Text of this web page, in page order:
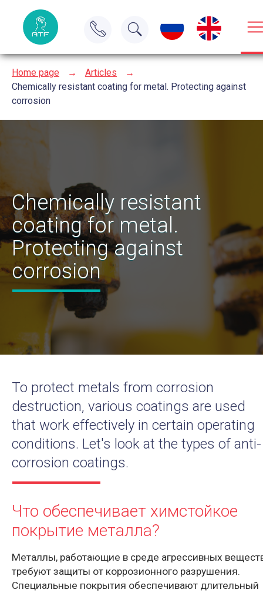
Home page → Articles
→
Chemically resistant coating for metal. Protecting against
corrosion
Chemically resistant
coating for metal.
Protecting against
corrosion
To protect metals from corrosion
destruction, various coatings are used
that work effectively in certain operating
conditions. Let's look at the types of anti-
corrosion coatings.
Что обеспечивает химстойкое
покрытие металла?
Металлы, работающие в среде агрессивных
требуют защиты от коррозионного разрушения.
Специальные покрытия обеспечивают длительный